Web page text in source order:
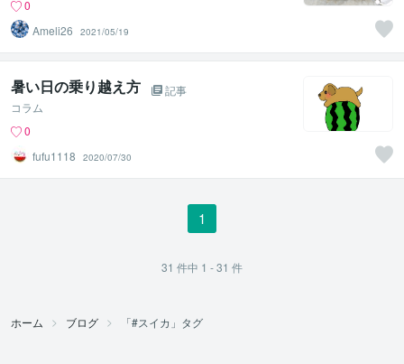
0
Ameli26
2021/05/19
暑い日の乗り越え方
記事
コラム
0
fufu1118
2020/07/30
1
31 件中 1 - 31 件
ホーム ブログ 「#スイカ」タグ